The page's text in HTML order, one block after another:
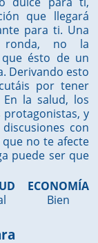
que llegará
para ti. Una
ronda, no la
que ésto de un
Derivando esto
por tener
la salud, los
protagonistas, y
con
no te afecte
puede ser que
ECONOMÍA
Bien